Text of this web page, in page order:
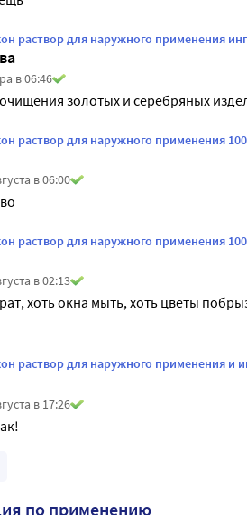
раствор для наружного применения
в 06:46
золотых и серебряных
раствор для наружного применения
в 06:00
раствор для наружного применения
в 02:13
хоть окна мыть, хоть цветы
раствор для наружного применения и
в 17:26
по применению